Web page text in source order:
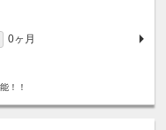
0ヶ月
！！